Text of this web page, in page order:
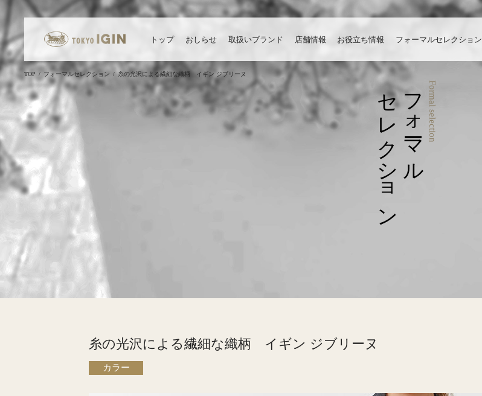
トップ おしらせ 取扱いブランド 店舗情報 お役立ち情報 フォーマルセレクション
Formal selection
フォーマル
セレクション
TOP フォーマルセレクション 糸の光沢による繊細な織柄 イギン ジブリーヌ
糸の光沢による繊細な織柄 イギン ジブリーヌ
カラー